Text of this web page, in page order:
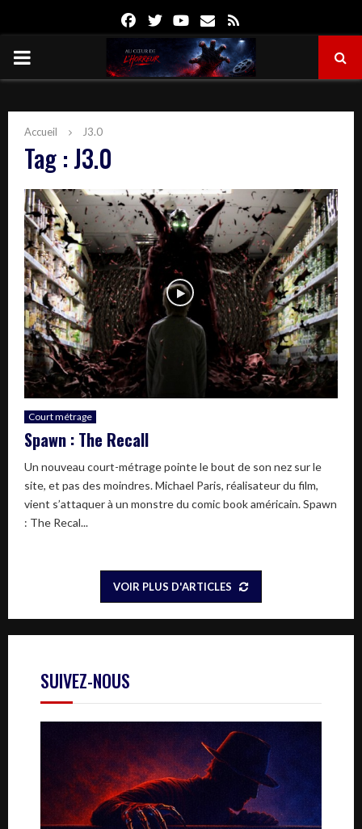
FacebookTwitterYoutube
Email
PRIMARY
Accueil J3.0
Tag : J3.0
Court métrage
Spawn : The Recall
Un nouveau court-métrage pointe le bout de son nez sur le
site, et pas des moindres. Michael Paris, réalisateur du film,
vient s’attaquer à un monstre du comic book américain. Spawn
: The Recal...
VOIR PLUS D'ARTICLES
SUIVEZ-NOUS